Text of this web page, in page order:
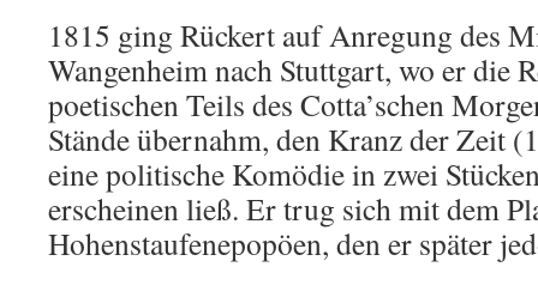
1815 ging Rückert auf Anregung des
Wangenheim nach Stuttgart, wo er die
poetischen Teils des Cotta’schen
Stände übernahm, den Kranz der Zeit
eine politische Komödie in zwei
erscheinen ließ. Er trug sich mit dem
Hohenstaufenepopöen, den er später